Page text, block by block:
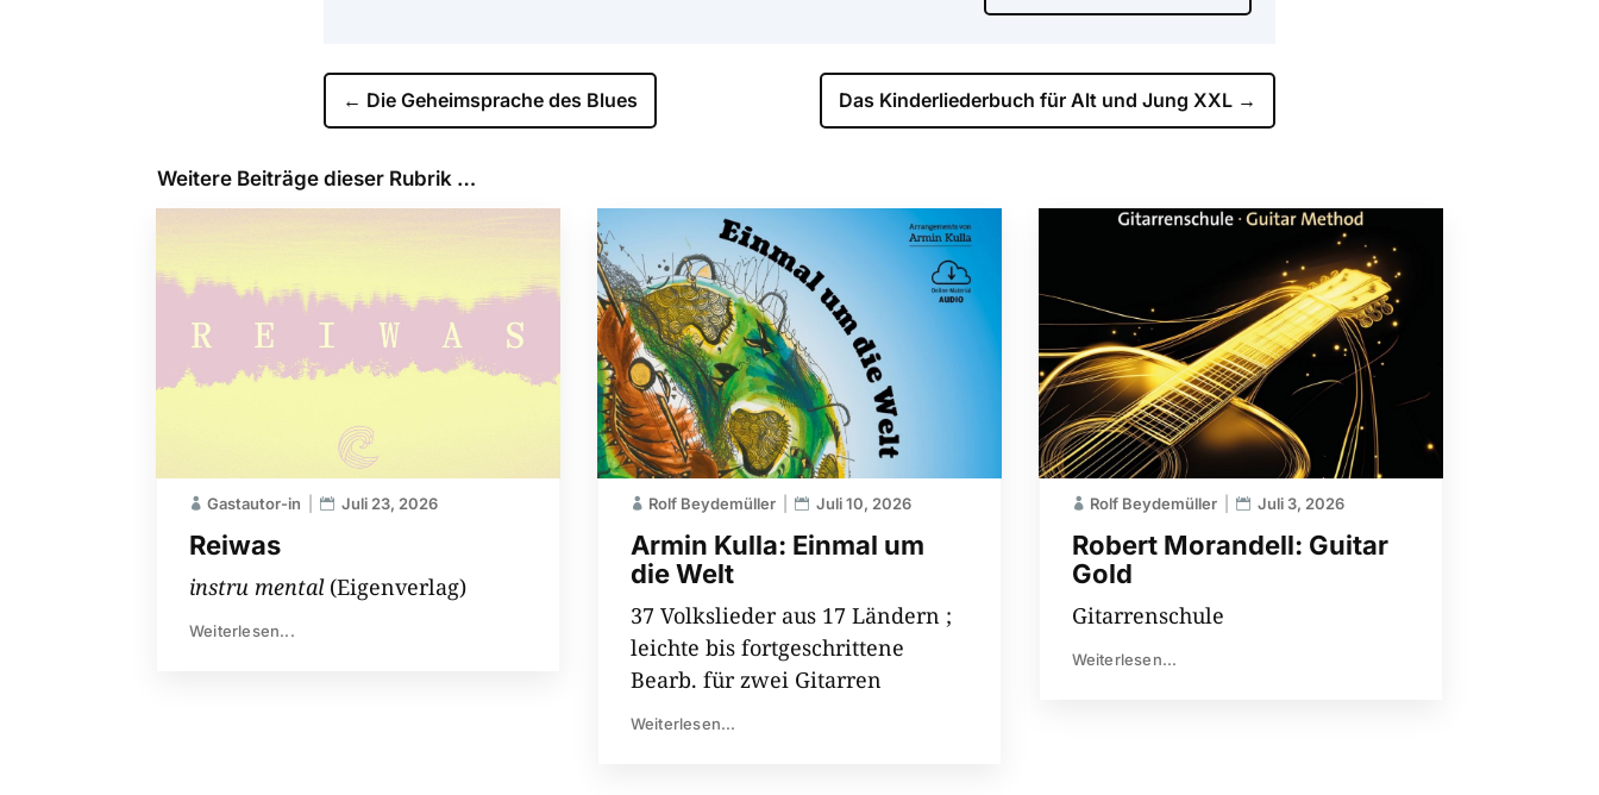
← Die Geheimsprache des Blues Das Kinderliederbuch für Alt und Jung XXL →
Weitere Beiträge dieser Rubrik …
Reiwas
Gastautor-in Juli 23, 2026
instru mental(Eigenverlag)
Weiterlesen...
Armin Kulla: Einmal um
die Welt
Rolf Beydemüller Juli 10, 2026
37 Volkslieder aus 17 Ländern ;
leichte bis fortgeschrittene
Bearb. für zwei Gitarren
Weiterlesen...
Robert Morandell: Guitar
Gold
Rolf Beydemüller Juli 3, 2026
Gitarrenschule
Weiterlesen...